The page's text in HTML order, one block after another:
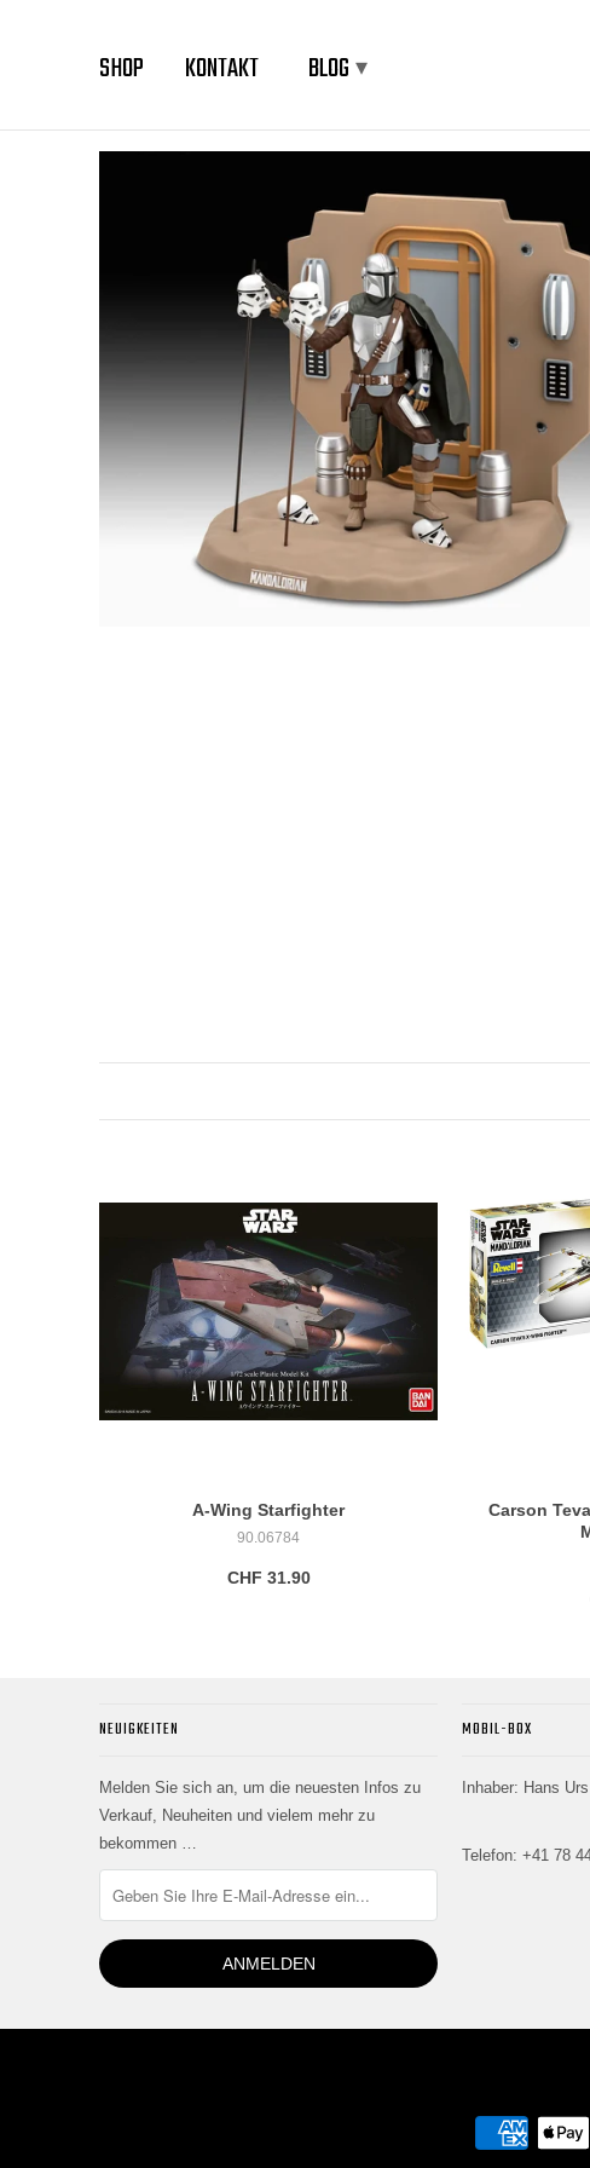
Artikeltyp
Nur lieferbare Artikel
A-Wing Starfighter
90.06784
CHF 31.90
Carson
NEUIGKEITEN
Melden Sie sich an, um die neuesten Infos zu
Verkauf, Neuheiten und vielem mehr zu
bekommen …
MOBIL-BOX
Inhaber: Hans
Telefon: +41 78
SHOP KONTAKT BLOG ▾